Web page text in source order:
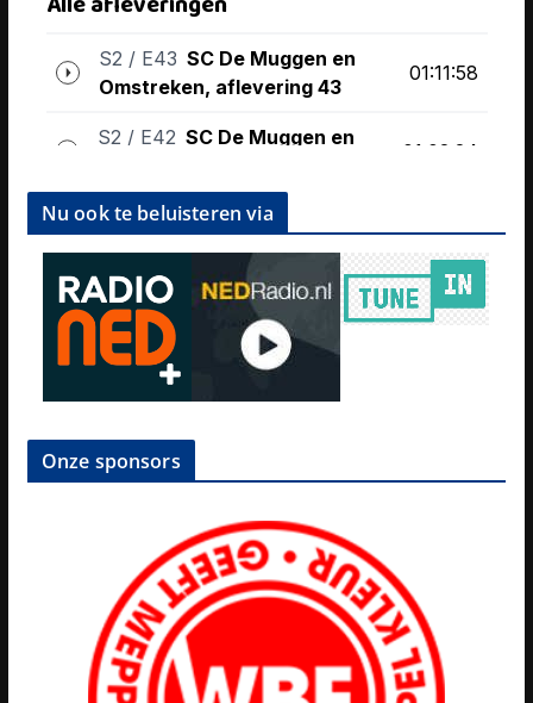
Nu ook te beluisteren via
Onze sponsors